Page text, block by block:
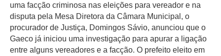
uma facção criminosa nas eleições para vereador e na
disputa pela Mesa Diretora da Câmara Municipal, o
procurador de Justiça, Domingos Sávio, anunciou que o
Gaeco já iniciou uma investigação para apurar a ligação
entre alguns vereadores e a facção. O prefeito eleito em